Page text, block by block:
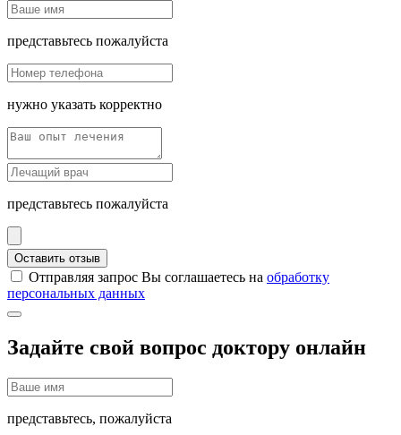
представьтесь пожалуйста
нужно указать корректно
представьтесь пожалуйста
Оставить отзыв
Отправляя запрос Вы соглашаетесь на обработку
персональных данных
Задайте свой вопрос доктору онлайн
представьтесь, пожалуйста